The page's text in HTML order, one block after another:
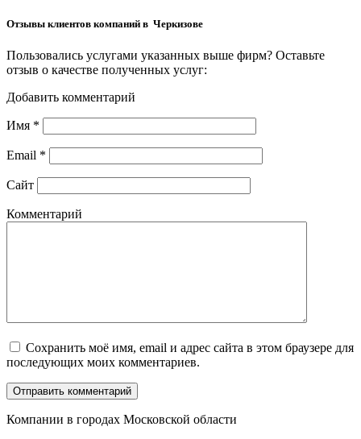
Отзывы клиентов компаний в Черкизове
Пользовались услугами указанных выше фирм? Оставьте
отзыв о качестве полученных услуг:
Добавить комментарий
Имя *
Email *
Сайт
Комментарий
Сохранить моё имя, email и адрес сайта в этом браузере для
последующих моих комментариев.
Компании в городах Московской области